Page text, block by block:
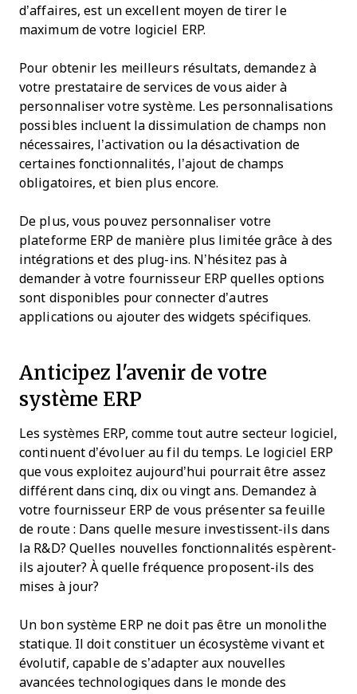
d’affaires, est un excellent moyen de tirer le
maximum de votre logiciel ERP.
Pour obtenir les meilleurs résultats, demandez à
votre prestataire de services de vous aider à
personnaliser votre système. Les personnalisations
possibles incluent la dissimulation de champs non
nécessaires, l’activation ou la désactivation de
certaines fonctionnalités, l’ajout de champs
obligatoires, et bien plus encore.
De plus, vous pouvez personnaliser votre
plateforme ERP de manière plus limitée grâce à des
intégrations et des plug-ins. N’hésitez pas à
demander à votre fournisseur ERP quelles options
sont disponibles pour connecter d’autres
applications ou ajouter des widgets spécifiques.
Anticipez l'avenir de votre
système ERP
Les systèmes ERP, comme tout autre secteur logiciel,
continuent d’évoluer au fil du temps. Le logiciel ERP
que vous exploitez aujourd’hui pourrait être assez
différent dans cinq, dix ou vingt ans. Demandez à
votre fournisseur ERP de vous présenter sa feuille
de route : Dans quelle mesure investissent-ils dans
la R&D? Quelles nouvelles fonctionnalités espèrent-
ils ajouter? À quelle fréquence proposent-ils des
mises à jour?
Un bon système ERP ne doit pas être un monolithe
statique. Il doit constituer un écosystème vivant et
évolutif, capable de s’adapter aux nouvelles
avancées technologiques dans le monde des